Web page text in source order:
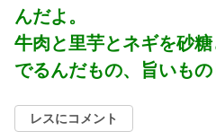
んだよ。
牛肉と里芋とネギを砂
でるんだもの、旨いもの
レスにコメント